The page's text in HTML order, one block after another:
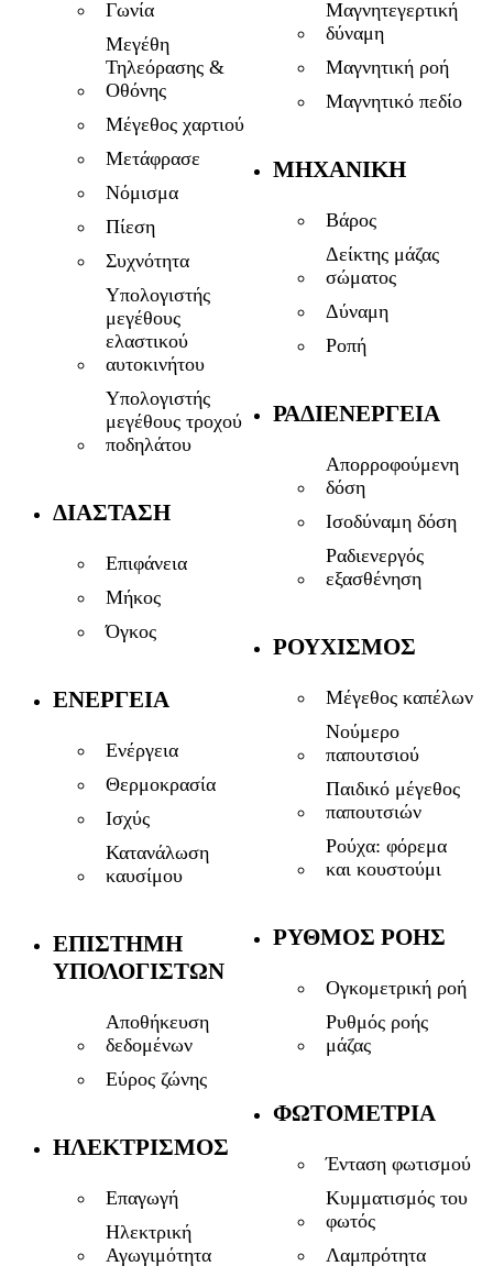
Γωνία
Μεγέθη
Τηλεόρασης &
Οθόνης
Μέγεθος χαρτιού
Μετάφρασε
Νόμισμα
Πίεση
Συχνότητα
Υπολογιστής
μεγέθους
ελαστικού
αυτοκινήτου
Υπολογιστής
μεγέθους τροχού
ποδηλάτου
ΔΙΆΣΤΑΣΗ
Επιφάνεια
Μήκος
Όγκος
ΕΝΈΡΓΕΙΑ
Ενέργεια
Θερμοκρασία
Ισχύς
Κατανάλωση
καυσίμου
ΕΠΙΣΤΉΜΗ
ΥΠΟΛΟΓΙΣΤΏΝ
Αποθήκευση
δεδομένων
Εύρος ζώνης
ΗΛΕΚΤΡΙΣΜΌΣ
Επαγωγή
Ηλεκτρική
Αγωγιμότητα
Μαγνητεγερτική
δύναμη
Μαγνητική ροή
Μαγνητικό πεδίο
ΜΗΧΑΝΙΚΉ
Βάρος
Δείκτης μάζας
σώματος
Δύναμη
Ροπή
ΡΑΔΙΕΝΈΡΓΕΙΑ
Απορροφούμενη
δόση
Ισοδύναμη δόση
Ραδιενεργός
εξασθένηση
ΡΟΥΧΙΣΜΌΣ
Μέγεθος καπέλων
Νούμερο
παπουτσιού
Παιδικό μέγεθος
παπουτσιών
Ρούχα: φόρεμα
και κουστούμι
ΡΥΘΜΌΣ ΡΟΉΣ
Ογκομετρική ροή
Ρυθμός ροής
μάζας
ΦΩΤΟΜΕΤΡΊΑ
Ένταση φωτισμού
Κυμματισμός του
φωτός
Λαμπρότητα